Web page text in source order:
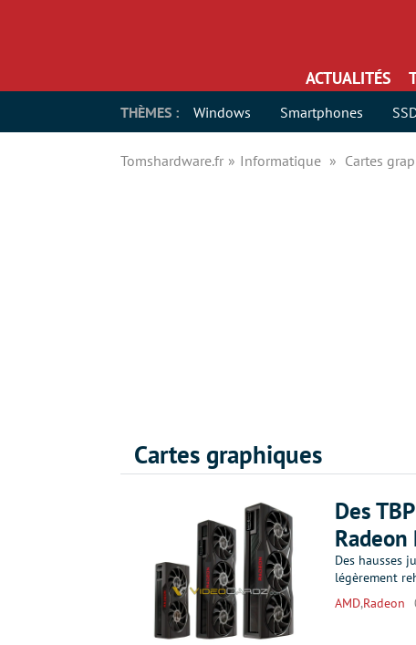
ACTUALITÉS
THÈMES : Windows Smartphones
Tomshardware.fr Informatique Cartes
Cartes graphiques
Des
Radeon
Des hausses
légèrement
AMD,Radeon